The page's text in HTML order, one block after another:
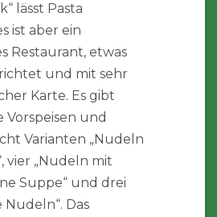
lässt Pasta
ist aber ein
Restaurant, etwas
und mit sehr
Karte. Es gibt
Vorspeisen und
Varianten „Nudeln
vier „Nudeln mit
Suppe“ und drei
Nudeln“. Das